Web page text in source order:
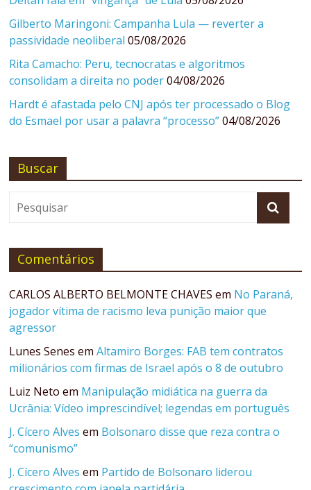
Gilberto Maringoni: Campanha Lula — reverter a
passividade neoliberal 05/08/2026
Rita Camacho: Peru, tecnocratas e algoritmos
consolidam a direita no poder 04/08/2026
Hardt é afastada pelo CNJ após ter processado o Blog
do Esmael por usar a palavra “processo” 04/08/2026
Buscar
Comentários
CARLOS ALBERTO BELMONTE CHAVES em No Paraná,
jogador vítima de racismo leva punição maior que
agressor
Lunes Senes emAltamiro Borges: FAB tem contratos
milionários com firmas de Israel após o 8 de outubro
Luiz Neto em Manipulação midiática na guerra da
Ucrânia: Vídeo imprescindível; legendas em português
J. Cícero Alves em Bolsonaro disse que reza contra o
“comunismo”
J. Cícero Alves em Partido de Bolsonaro liderou